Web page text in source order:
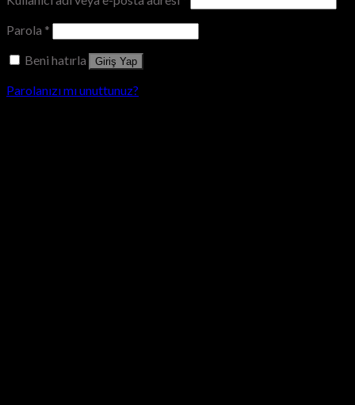
Parola *
Beni hatırla
Giriş Yap
Parolanızı mı unuttunuz?